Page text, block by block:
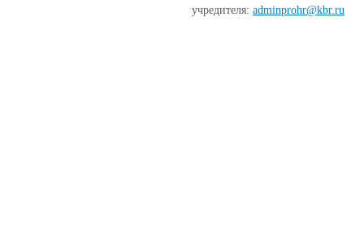
учредителя: adminprohr@kbr.ru